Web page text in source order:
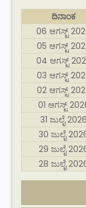
ದಿನಾಂಕ
06 ಆಗಸ್ಟ್
05 ಆಗಸ್ಟ್
04 ಆಗಸ್ಟ್
03 ಆಗಸ್ಟ್
02 ಆಗಸ್ಟ್
01 ಆಗಸ್ಟ್
31 ಜುಲೈ 2026
30 ಜುಲೈ
29 ಜುಲೈ
28 ಜುಲೈ